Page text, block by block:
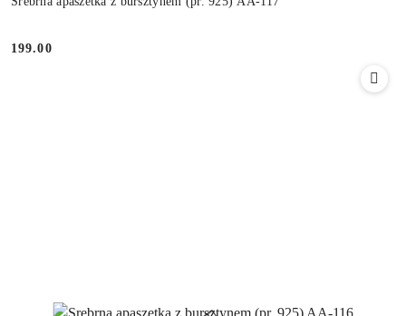
Cena:
199.00